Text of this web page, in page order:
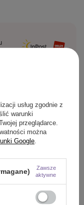
usług zgodnie z
warunki
przeglądarce.
można
Google.
Zawsze
aktywne